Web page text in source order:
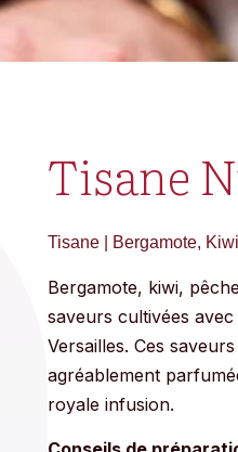
Tisane
Tisane | Bergamote,
Bergamote, kiwi,
saveurs cultivées
Versailles. Ces
agréablement
royale infusion.